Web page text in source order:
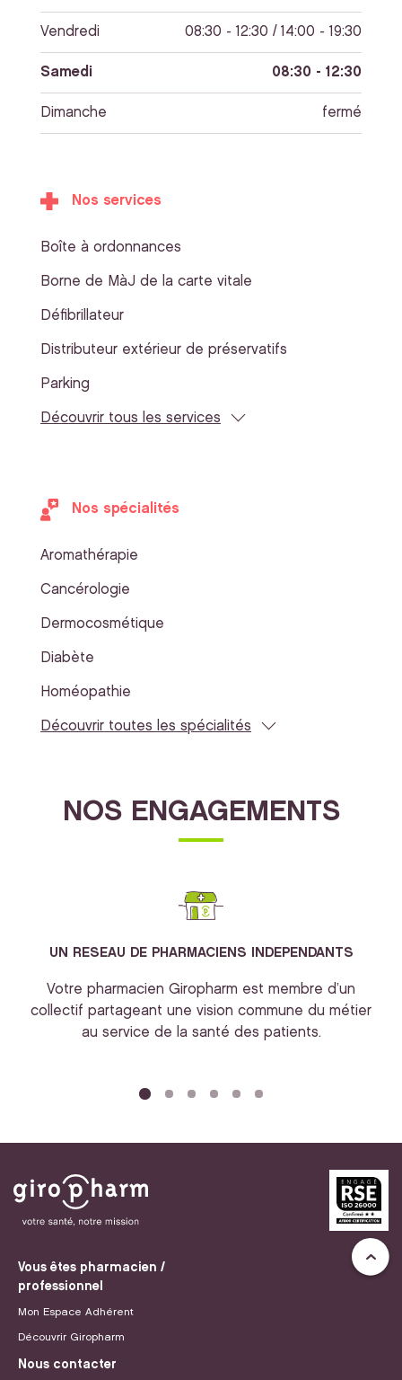
Vendredi 08:30 - 12:30 / 14:00 - 19:30
Samedi 08:30 - 12:30
Dimanche fermé
Nos services
Boîte à ordonnances
Borne de MàJ de la carte vitale
Défibrillateur
Distributeur extérieur de préservatifs
Parking
Découvrir tous les services
Nos spécialités
Aromathérapie
Cancérologie
Dermocosmétique
Diabète
Homéopathie
Découvrir toutes les spécialités
NOS ENGAGEMENTS
UN RESEAU DE PHARMACIENS INDEPENDANTS
Votre pharmacien Giropharm est membre d’un
collectif partageant une vision commune du métier
au service de la santé des patients.
Vous êtes pharmacien /
professionnel
Mon Espace Adhérent
Découvrir Giropharm
Nous contacter